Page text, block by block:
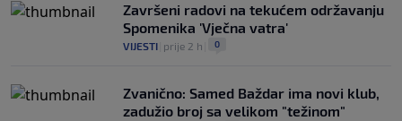
Završeni radovi na tekućem održavanju
Spomenika 'Vječna vatra'
VIJESTI prije 2 h 0
Zvanično: Samed Baždar ima novi klub,
zadužio broj sa velikom "težinom"